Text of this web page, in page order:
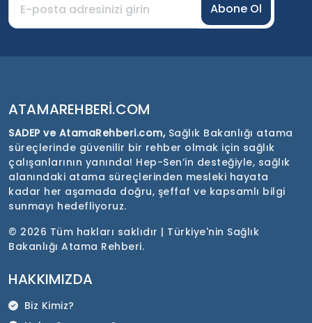
Abone Ol
ATAMAREHBERI.COM
SADEP ve AtamaRehberi.com, Sağlık Bakanlığı atama
süreçlerinde güvenilir bir rehber olmak için sağlık
çalışanlarının yanında! Hep-Sen’in desteğiyle, sağlık
alanındaki atama süreçlerinden mesleki hayata
kadar her aşamada doğru, şeffaf ve kapsamlı bilgi
sunmayı hedefliyoruz.
© 2026 Tüm hakları saklıdır | Türkiye'nin Sağlık
Bakanlığı Atama Rehberi.
HAKKIMIZDA
Biz Kimiz?